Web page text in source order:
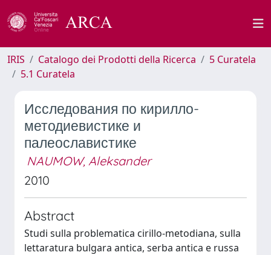
IRIS Catalogo dei Prodotti della Ricerca
5 Curatela
5.1 Curatela
Исследования по кирилло-
методиевистике и
палеославистике
NAUMOW, Aleksander
2010
Abstract
Studi sulla problematica cirillo-metodiana, sulla
lettaratura bulgara antica, serba antica e russa